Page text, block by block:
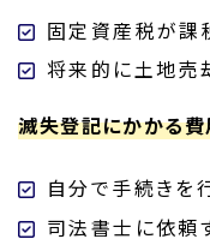
固定資産税が課
将来的に土地売
滅失登記にかかる
自分で手続きを
司法書士に依